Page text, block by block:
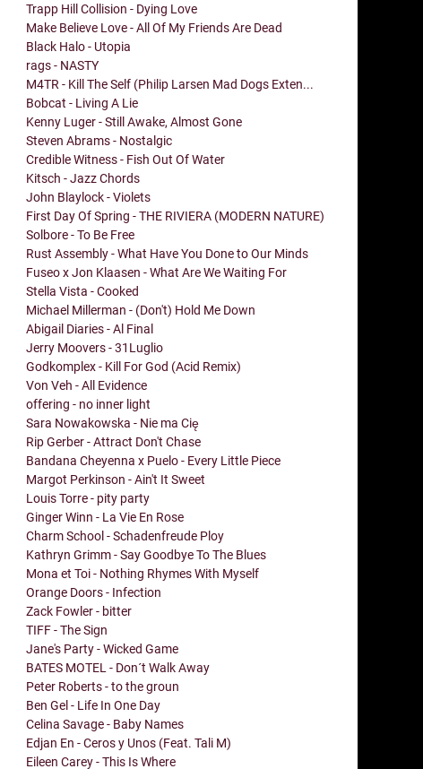
Trapp Hill Collision - Dying Love
Make Believe Love - All Of My Friends Are Dead
Black Halo - Utopia
rags - NASTY
M4TR - Kill The Self (Philip Larsen Mad Dogs Exten...
Bobcat - Living A Lie
Kenny Luger - Still Awake, Almost Gone
Steven Abrams - Nostalgic
Credible Witness - Fish Out Of Water
Kitsch - Jazz Chords
John Blaylock - Violets
First Day Of Spring - THE RIVIERA (MODERN NATURE)
Solbore - To Be Free
Rust Assembly - What Have You Done to Our Minds
Fuseo x Jon Klaasen - What Are We Waiting For
Stella Vista - Cooked
Michael Millerman - (Don't) Hold Me Down
Abigail Diaries - Al Final
Jerry Moovers - 31Luglio
Godkomplex - Kill For God (Acid Remix)
Von Veh - All Evidence
offering - no inner light
Sara Nowakowska - Nie ma Cię
Rip Gerber - Attract Don't Chase
Bandana Cheyenna x Puelo - Every Little Piece
Margot Perkinson - Ain't It Sweet
Louis Torre - pity party
Ginger Winn - La Vie En Rose
Charm School - Schadenfreude Ploy
Kathryn Grimm - Say Goodbye To The Blues
Mona et Toi - Nothing Rhymes With Myself
Orange Doors - Infection
Zack Fowler - bitter
TIFF - The Sign
Jane's Party - Wicked Game
BATES MOTEL - Don´t Walk Away
Peter Roberts - to the groun
Ben Gel - Life In One Day
Celina Savage - Baby Names
Edjan En - Ceros y Unos (Feat. Tali M)
Eileen Carey - This Is Where